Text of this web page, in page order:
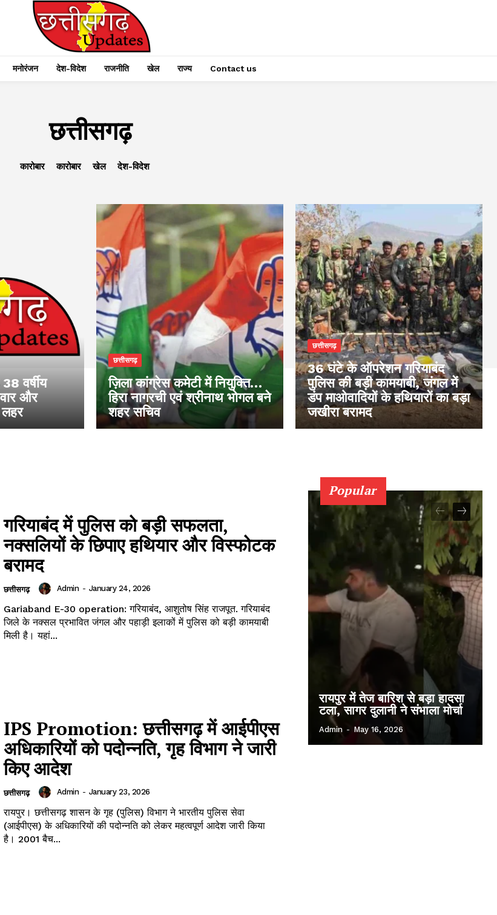
मनोरंजन देश-विदेश राजनीति खेल राज्य Contact us
छत्तीसगढ़
कारोबार कारोबार खेल देश-विदेश
वर्षीय
और
लहर
छत्तीसगढ़
ज़िला कांग्रेस कमेटी में नियुक्ति…
हिरा नागरची एवं श्रीनाथ भोगल बने
शहर सचिव
छत्तीसगढ़
36 घंटे के ऑपरेशन गरियाबंद
पुलिस की बड़ी कामयाबी, जंगल में
डंप माओवादियों के हथियारों का बड़ा
जखीरा बरामद
गरियाबंद में पुलिस को बड़ी सफलता,
नक्सलियों के छिपाए हथियार और विस्फोटक
बरामद
छत्तीसगढ़ Admin - January 24, 2026
Gariaband E-30 operation: गरियाबंद, आशुतोष सिंह राजपूत. गरियाबंद
जिले के नक्सल प्रभावित जंगल और पहाड़ी इलाकों में पुलिस को बड़ी कामयाबी
मिली है। यहां...
IPS Promotion: छत्तीसगढ़ में आईपीएस
अधिकारियों को पदोन्नति, गृह विभाग ने जारी
किए आदेश
छत्तीसगढ़ Admin - January 23, 2026
रायपुर। छत्तीसगढ़ शासन के गृह (पुलिस) विभाग ने भारतीय पुलिस सेवा
(आईपीएस) के अधिकारियों की पदोन्नति को लेकर महत्वपूर्ण आदेश जारी किया
है। 2001 बैच...
Popular
रायपुर में तेज बारिश से बड़ा हादसा
टला, सागर दुलानी ने संभाला मोर्चा
Admin - May 16, 2026